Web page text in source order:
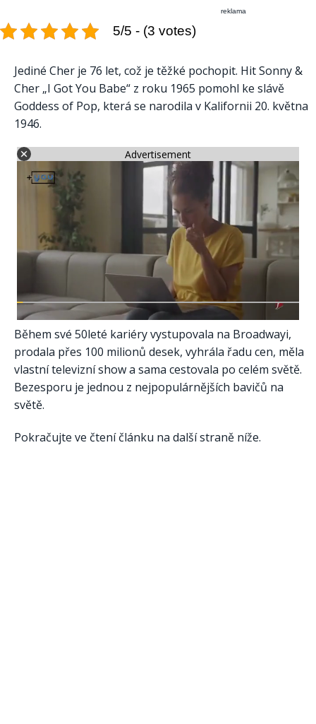
reklama
5/5 - (3 votes)
Jediné Cher je 76 let, což je těžké pochopit. Hit Sonny &
Cher „I Got You Babe“ z roku 1965 pomohl ke slávě
Goddess of Pop, která se narodila v Kalifornii 20. května
1946.
Advertisement
Během své 50leté kariéry vystupovala na Broadwayi,
prodala přes 100 milionů desek, vyhrála řadu cen, měla
vlastní televizní show a sama cestovala po celém světě.
Bezesporu je jednou z nejpopulárnějších bavičů na
světě.
Pokračujte ve čtení článku na další straně níže.